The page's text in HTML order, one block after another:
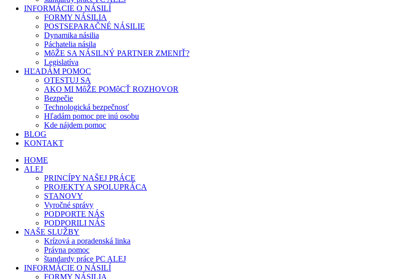
INFORMÁCIE O NÁSILÍ
FORMY NÁSILIA
POSTSEPARAČNÉ NÁSILIE
Dynamika násilia
Páchatelia násila
MôŽE SA NÁSILNÝ PARTNER ZMENIŤ?
Legislatíva
HĽADÁM POMOC
OTESTUJ SA
AKO MI MôŽE POMôCŤ ROZHOVOR
Bezpečie
Technologická bezpečnosť
Hľadám pomoc pre inú osobu
Kde nájdem pomoc
BLOG
KONTAKT
HOME
ALEJ
PRINCÍPY NAŠEJ PRÁCE
PROJEKTY A SPOLUPRÁCA
STANOVY
Vyročné správy
PODPORTE NÁS
PODPORILI NÁS
NAŠE SLUŽBY
Krízová a poradenská linka
Právna pomoc
štandardy práce PC ALEJ
INFORMÁCIE O NÁSILÍ
FORMY NÁSILIA